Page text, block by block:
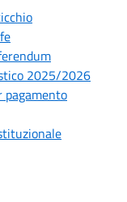
2025/2026
pagamento